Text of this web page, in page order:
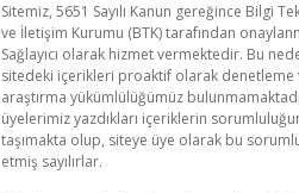
Sitemiz, 5651 Sayılı Kanun gereğince Bilgi
ve İletişim Kurumu (BTK) tarafından
Sağlayıcı olarak hizmet vermektedir. Bu
sitedeki içerikleri proaktif olarak denetleme
araştırma yükümlülüğümüz
üyelerimiz yazdıkları içeriklerin
taşımakta olup, siteye üye olarak bu
etmiş sayılırlar.